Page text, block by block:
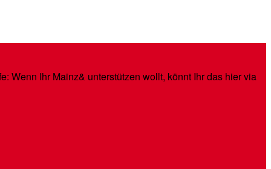
Wenn Ihr Mainz& unterstützen wollt, könnt Ihr das hier via